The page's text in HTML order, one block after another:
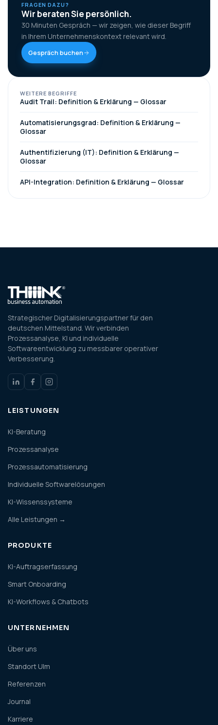
FRAGEN DAZU?
Wir beraten Sie persönlich.
30 Minuten Gespräch — wir zeigen, wie dieser Begriff
in Ihrem Unternehmenskontext relevant wird.
Gespräch buchen
WEITERE BEGRIFFE
Audit Trail: Definition & Erklärung — Glossar
Automatisierungsgrad: Definition & Erklärung —
Glossar
Authentifizierung (IT): Definition & Erklärung —
Glossar
API-Integration: Definition & Erklärung — Glossar
Strategischer Digitalisierungspartner für den
deutschen Mittelstand. Wir verbinden
Prozessanalyse, KI und individuelle
Softwareentwicklung zu messbarer operativer
Verbesserung.
LEISTUNGEN
KI-Beratung
Prozessanalyse
Prozessautomatisierung
Individuelle Softwarelösungen
KI-Wissenssysteme
Alle Leistungen →
PRODUKTE
KI-Auftragserfassung
Smart Onboarding
KI-Workflows & Chatbots
UNTERNEHMEN
Über uns
Standort Ulm
Referenzen
Journal
Karriere